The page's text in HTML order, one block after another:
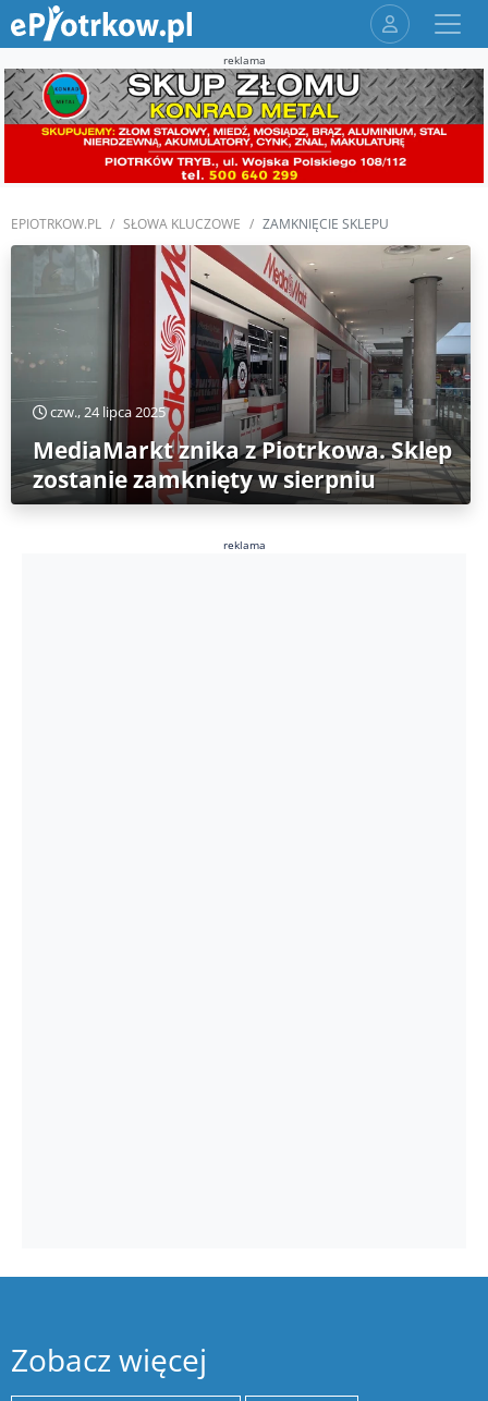
reklama
EPIOTRKOW.PL SŁOWA KLUCZOWE ZAMKNIĘCIE SKLEPU
czw., 24 lipca 2025
MediaMarkt znika z Piotrkowa. Sklep
zostanie zamknięty w sierpniu
reklama
Zobacz więcej